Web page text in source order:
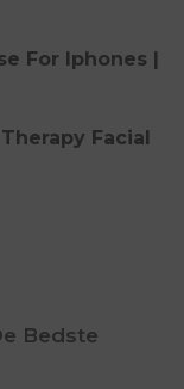
For Iphones |
Facial
Bedste